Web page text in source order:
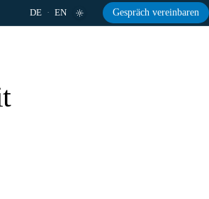
DE · EN Gespräch vereinbaren